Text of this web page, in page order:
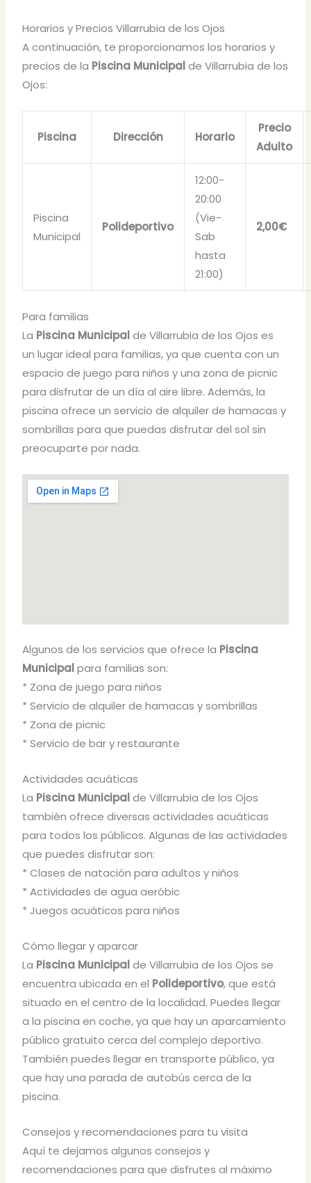
Horarios y Precios Villarrubia de los Ojos
A continuación, te proporcionamos los horarios y
precios de la Piscina Municipalde Villarrubia de los
Ojos:
Piscina Dirección Horario
Precio
Adulto
Piscina
Municipal
Polideportivo
12:00-
20:00
(Vie-
Sab
hasta
21:00)
2,00€
Para familias
La Piscina Municipal de Villarrubia de los Ojos es
un lugar ideal para familias, ya que cuenta con un
espacio de juego para niños y una zona de picnic
para disfrutar de un día al aire libre. Además, la
piscina ofrece un servicio de alquiler de hamacas y
sombrillas para que puedas disfrutar del sol sin
preocuparte por nada.
Algunos de los servicios que ofrece la Piscina
Municipalpara familias son:
* Zona de juego para niños
* Servicio de alquiler de hamacas y sombrillas
* Zona de picnic
* Servicio de bar y restaurante
Actividades acuáticas
La Piscina Municipalde Villarrubia de los Ojos
también ofrece diversas actividades acuáticas
para todos los públicos. Algunas de las actividades
que puedes disfrutar son:
* Clases de natación para adultos y niños
* Actividades de agua aeróbic
* Juegos acuáticos para niños
Cómo llegar y aparcar
La Piscina Municipalde Villarrubia de los Ojos se
encuentra ubicada en el Polideportivo, que está
situado en el centro de la localidad. Puedes llegar
a la piscina en coche, ya que hay un aparcamiento
público gratuito cerca del complejo deportivo.
También puedes llegar en transporte público, ya
que hay una parada de autobús cerca de la
piscina.
Consejos y recomendaciones para tu visita
Aquí te dejamos algunos consejos y
recomendaciones para que disfrutes al máximo